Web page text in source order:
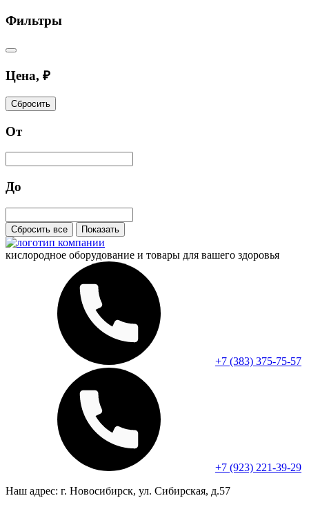
Фильтры
Цена, ₽
Сбросить
От
До
Сбросить все Показать
кислородное оборудование и товары для вашего здоровья
+7 (383) 375-75-57
+7 (923) 221-39-29
Наш адрес: г. Новосибирск, ул. Сибирская, д.57